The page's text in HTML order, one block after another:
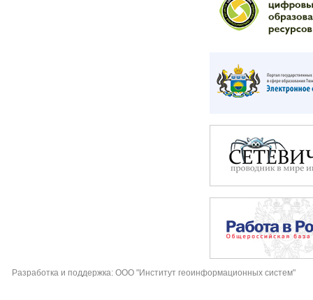
Разработка и поддержка: ООО "Институт геоинформационных систем"